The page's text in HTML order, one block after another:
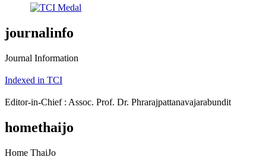
journalinfo
Journal Information
Indexed in TCI
Editor-in-Chief : Assoc. Prof. Dr. Phrarajpattanavajarabundit
homethaijo
Home ThaiJo